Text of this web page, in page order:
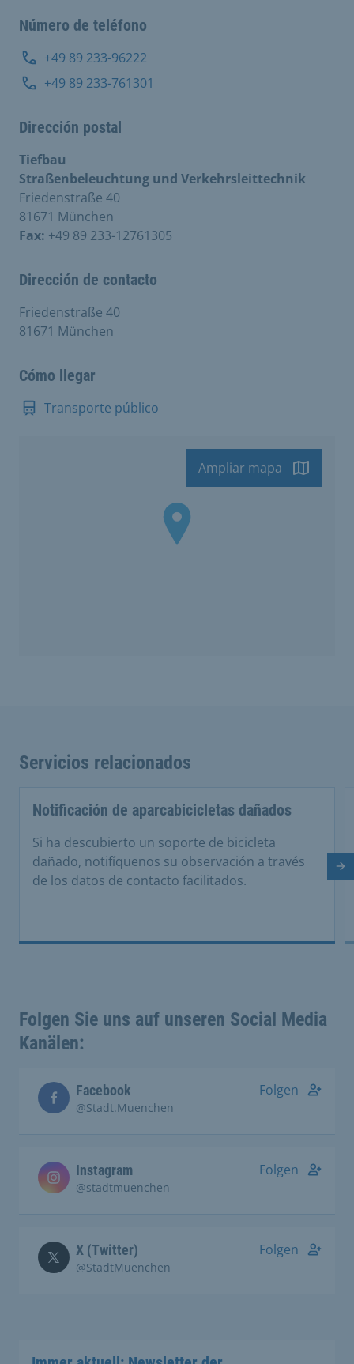
Número de teléfono
+49 89 233-96222
+49 89 233-761301
Dirección postal
Tiefbau
Straßenbeleuchtung und Verkehrsleittechnik
Friedenstraße 40
81671 München
Fax: +49 89 233-12761305
Dirección de contacto
Friedenstraße 40
81671 München
Cómo llegar
Transporte público
Ampliar mapa
Servicios relacionados
Notificación de aparcabicicletas dañados
Si ha descubierto un soporte de bicicleta
dañado, notifíquenos su observación a través
de los datos de contacto facilitados.
Folgen Sie uns auf unseren Social Media
Kanälen:
Facebook
@Stadt.Muenchen
Folgen
Instagram
@stadtmuenchen
Folgen
X (Twitter)
@StadtMuenchen
Folgen